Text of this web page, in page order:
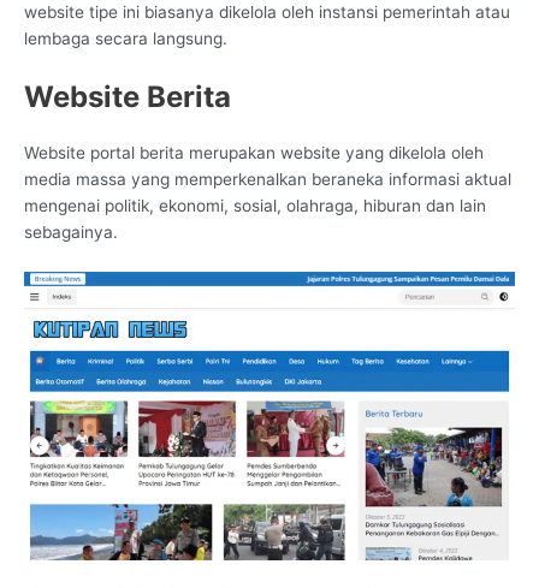
website tipe ini biasanya dikelola oleh instansi pemerintah atau
lembaga secara langsung.
Website Berita
Website portal berita merupakan website yang dikelola oleh
media massa yang memperkenalkan beraneka informasi aktual
mengenai politik, ekonomi, sosial, olahraga, hiburan dan lain
sebagainya.